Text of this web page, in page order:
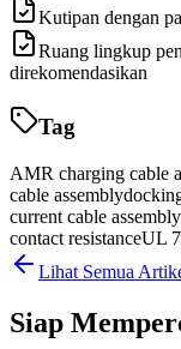
Kutipan dengan
Ruang lingkup
direkomendasikan
Tag
AMR charging cable
cable assembly
current cable assembly
contact resistanceUL
Lihat Semua
Siap